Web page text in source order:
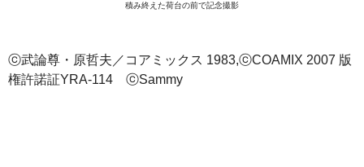
積み終えた荷台の前で記念撮影
ⓒ武論尊・原哲夫／コアミックス 1983,ⓒCOAMIX 2007 版
権許諾証YRA-114 ⓒSammy